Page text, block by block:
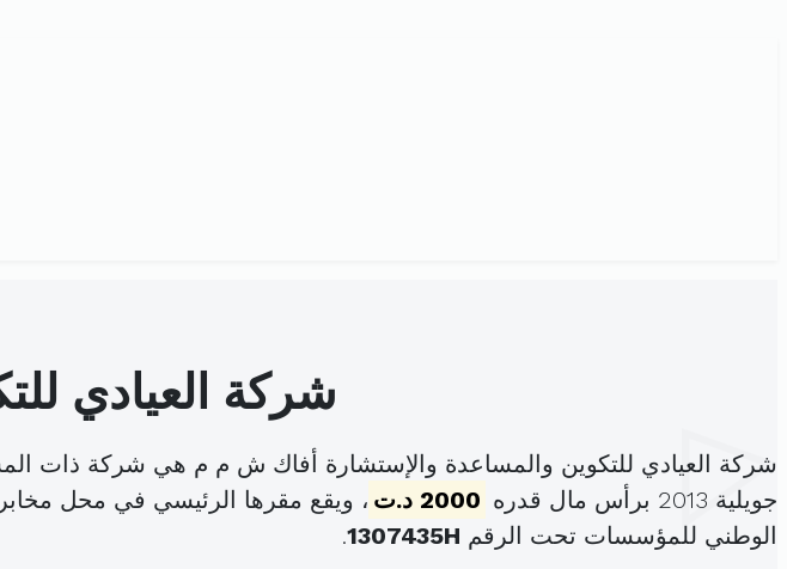
شركة العيادي
شركة العيادي للتكوين والمساعدة والإستشارة أفاك ش م م هي شركة ذات
جويلية 2013 برأس مال قدره
2000 د.ت ، ويقع مقرها الرئيسي في محل مخابرتها 4نهج خالد بن الوليد المروج3
الوطني للمؤسسات تحت الرقم 1307435H
.